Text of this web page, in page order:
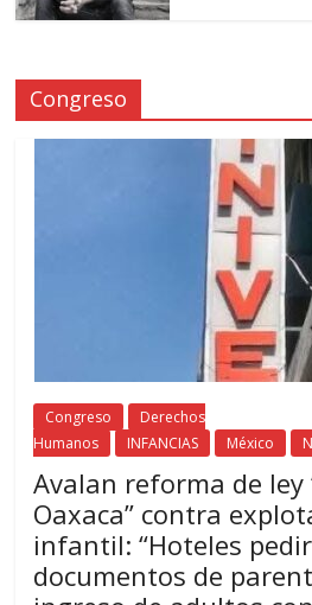
Congreso
Congreso
Derechos
Humanos
INFANCIAS México
Avalan reforma de ley
Oaxaca” contra
infantil: “Hoteles
documentos de